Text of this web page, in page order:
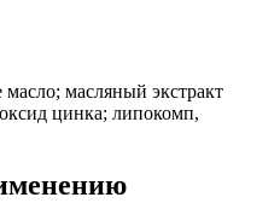
масляный экстракт
цинка; липокомп,